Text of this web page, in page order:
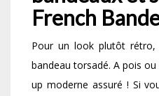
French
Pour un look plutôt rétro,
bandeau torsadé. A pois
up moderne assuré ! Si